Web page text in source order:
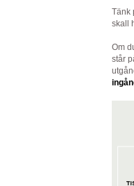
Tänk
skall
Om
står